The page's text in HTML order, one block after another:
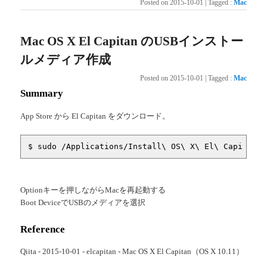
Posted on 2015-10-01 Tagged : Mac
Mac OS X El Capitan のUSBインストー
ルメディア作成
Posted on 2015-10-01 | Tagged : Mac
Summary
App Store から El Capitan をダウンロード。
$ sudo /Applications/Install\ OS\ X\ El\
Optionキーを押しながらMacを再起動する
Boot DeviceでUSBのメディアを選択
Reference
Qiita - 2015-10-01 - elcapitan - Mac OS X El Capitan（OS X 10.11）